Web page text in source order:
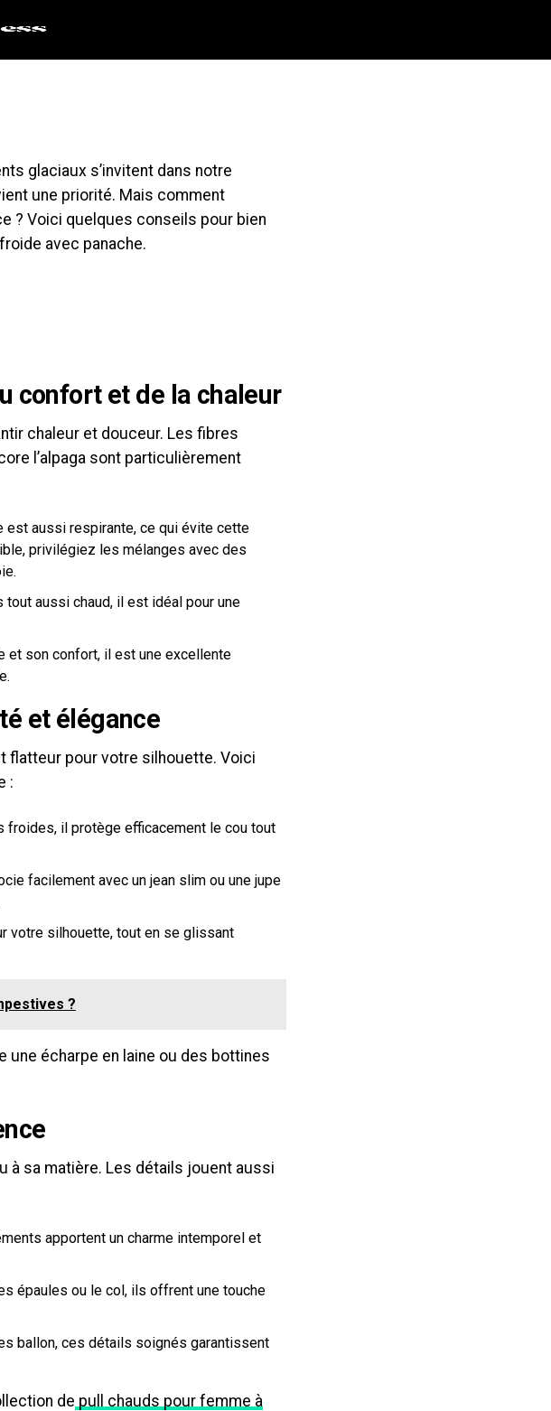
glaciaux s’invitent dans notre
une priorité. Mais comment
? Voici quelques conseils pour bien
avec panache.
confort et de la chaleur
chaleur et douceur. Les fibres
l’alpaga sont particulièrement
est aussi respirante, ce qui évite cette
privilégiez les mélanges avec des
tout aussi chaud, il est idéal pour une
et son confort, il est une excellente
et élégance
flatteur pour votre silhouette. Voici
:
froides, il protège efficacement le cou tout
facilement avec un jean slim ou une jupe
votre silhouette, tout en se glissant
?
écharpe en laine ou des bottines
à sa matière. Les détails jouent aussi
apportent un charme intemporel et
épaules ou le col, ils offrent une touche
ballon, ces détails soignés garantissent
de pull chauds pour femme à